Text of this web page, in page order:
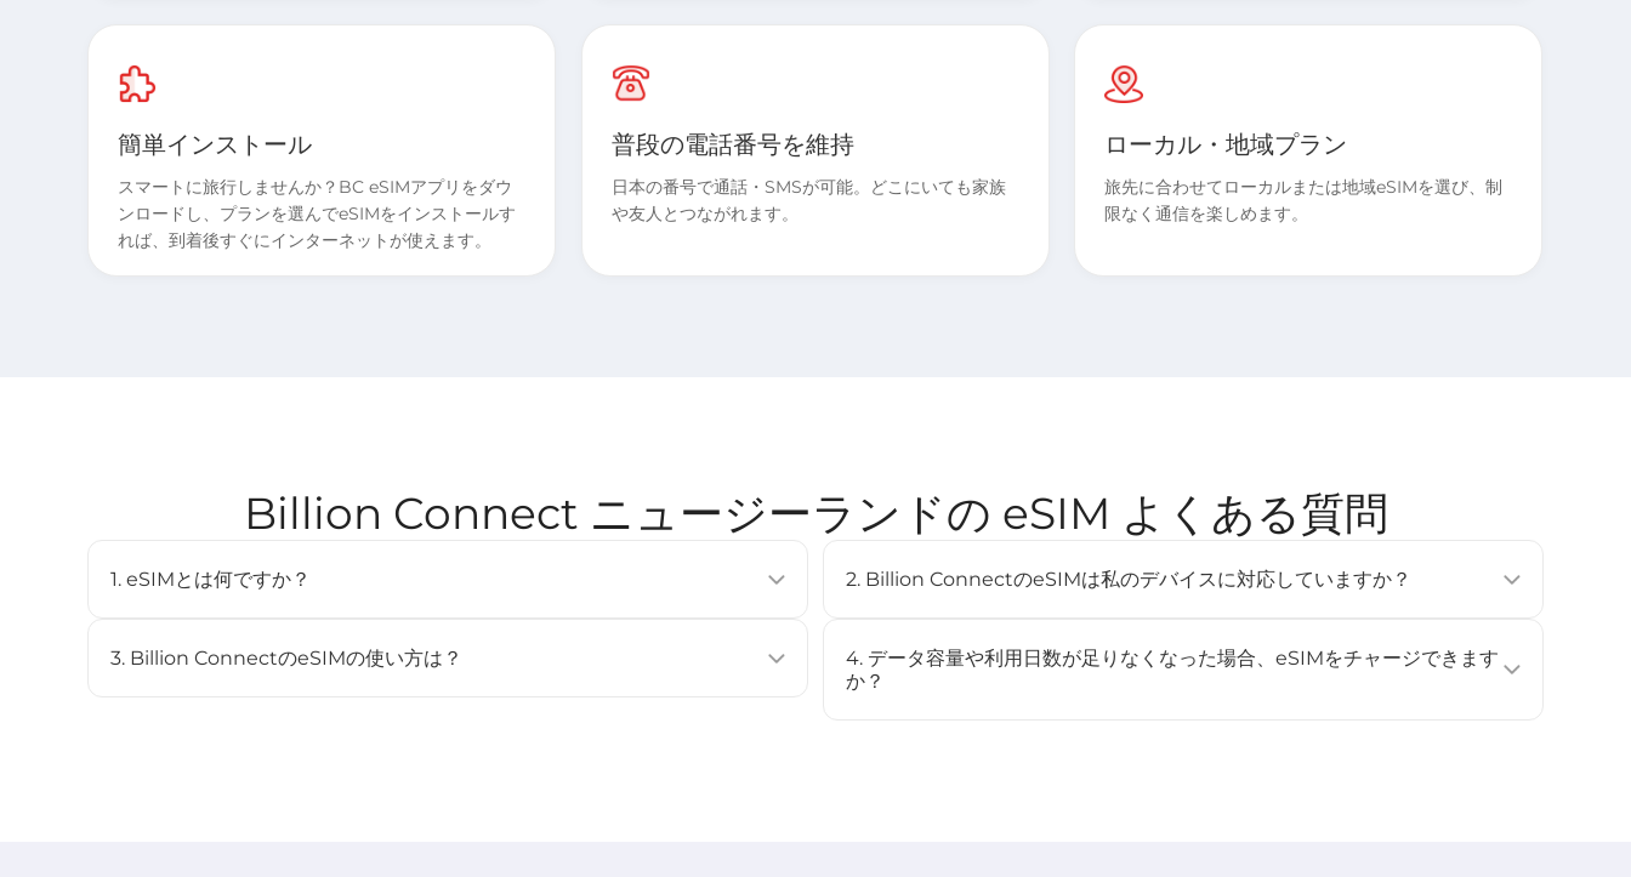
簡単インストール
スマートに旅行しませんか？BC eSIMアプリをダウ
ンロードし、プランを選んでeSIMをインストールす
れば、到着後すぐにインターネットが使えます。
普段の電話番号を維持
日本の番号で通話・SMSが可能。どこにいても家族
や友人とつながれます。
ローカル・地域プラン
旅先に合わせてローカルまたは地域eSIMを選び、制
限なく通信を楽しめます。
Billion Connect ニュージーランドの eSIM よくある質問
1. eSIMとは何ですか？
デジタルSIMです。対応デバイスに内蔵されており、複数のプロファイルを保存するこ
3. Billion ConnectのeSIMの使い方は？
2. Billion ConnectのeSIMは私のデバイスに対応していますか？
（例：iPhone XS以降、Google Pixel 3以降、Samsung Galaxy S20以降）。詳しくは
[対応デバイス ]ページをご確認ください。
4. データ容量や利用日数が足りなくなった場合、eSIMをチャージできます
か？